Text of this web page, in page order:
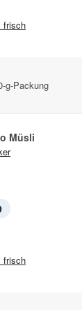
frisch
g-Packung
Müsli
frisch